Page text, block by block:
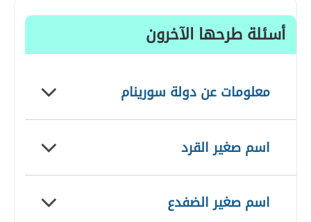
أسئلة طرحها الآخرون
معلومات عن دولة سورينام
اسم صغير القرد
اسم صغير الضفدع